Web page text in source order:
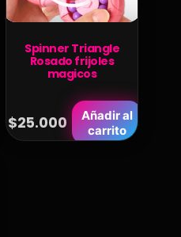
Spinner Triangle
Rosado frijoles
magicos
$25.000
Añadir al
carrito